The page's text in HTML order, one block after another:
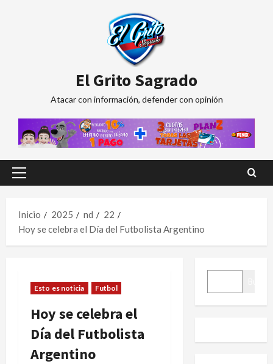
El Grito Sagrado
Atacar con información, defender con opinión
Menú
Inicio
2025 nd
22
Hoy se celebra el Día del Futbolista Argentino
Esto es noticia Futbol
Hoy se celebra el
Día del Futbolista
Argentino